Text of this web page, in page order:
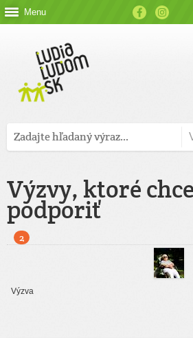
Menu
Výzvy, ktoré
podporiť
2